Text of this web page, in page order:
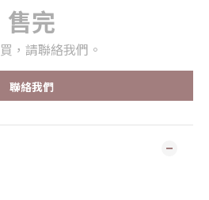
售完
，請聯絡我們。
聯絡我們